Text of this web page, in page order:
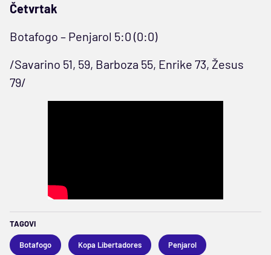
Četvrtak
Botafogo – Penjarol 5:0 (0:0)
/Savarino 51, 59, Barboza 55, Enrike 73, Žesus
79/
TAGOVI
Botafogo Kopa Libertadores Penjarol